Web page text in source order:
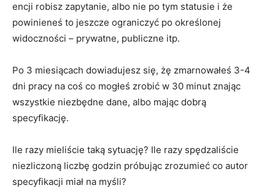
encji robisz zapytanie, albo nie po tym statusie i że
powinieneś to jeszcze ograniczyć po określonej
widoczności – prywatne, publiczne itp.
Po 3 miesiącach dowiadujesz się, żę zmarnowałeś 3-4
dni pracy na coś co mogłeś zrobić w 30 minut znając
wszystkie niezbędne dane, albo mając dobrą
specyfikację.
Ile razy mieliście taką sytuację? Ile razy spędzaliście
niezliczoną liczbę godzin próbując zrozumieć co autor
specyfikacji miał na myśli?